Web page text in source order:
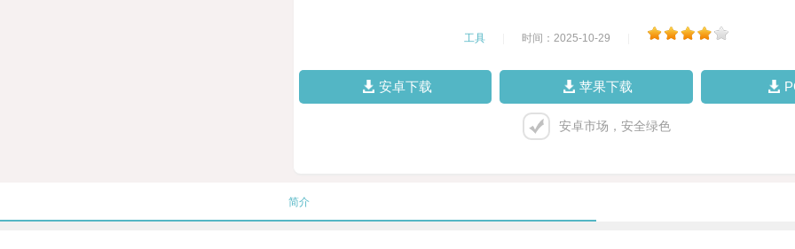
工具 时间：2025-10-29
安卓下载 苹果下载
安卓市场，安全绿色
简介